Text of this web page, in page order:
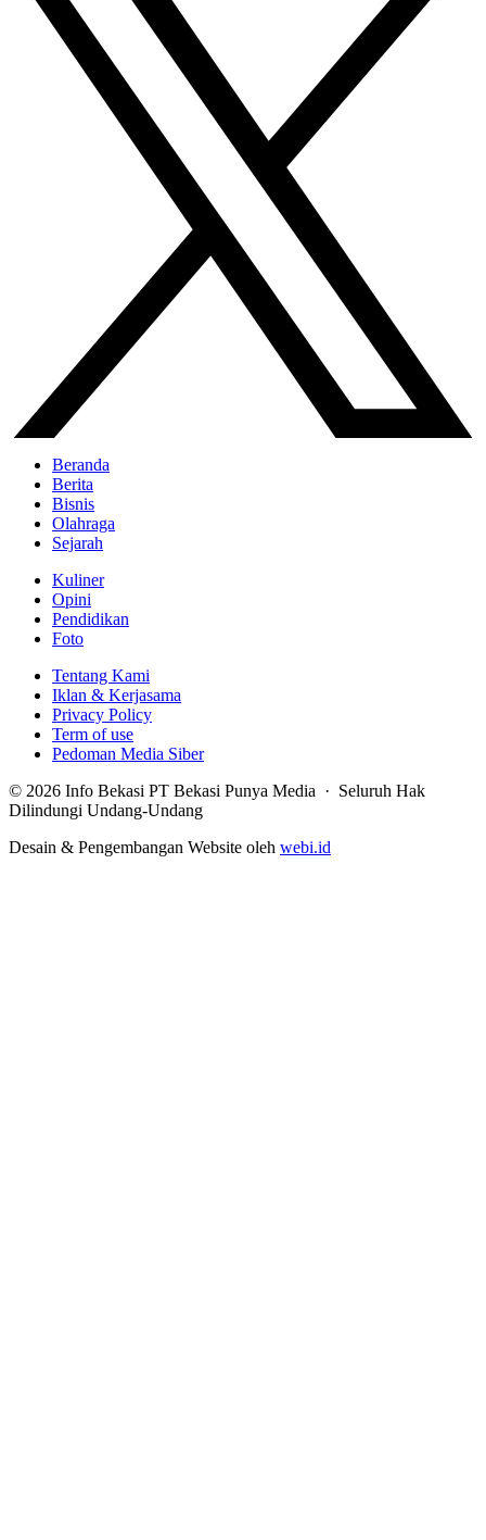
Beranda
Berita
Bisnis
Olahraga
Sejarah
Kuliner
Opini
Pendidikan
Foto
Tentang Kami
Iklan & Kerjasama
Privacy Policy
Term of use
Pedoman Media Siber
© 2026 Info Bekasi PT Bekasi Punya Media · Seluruh Hak
Dilindungi Undang-Undang
Desain & Pengembangan Website oleh webi.id